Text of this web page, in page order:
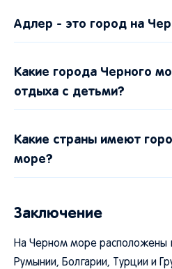
Адлер - это город на
Какие города Черного
отдыха с детьми?
Какие страны имеют
море?
Заключение
На Черном море расположены
Румынии, Болгарии, Турции и